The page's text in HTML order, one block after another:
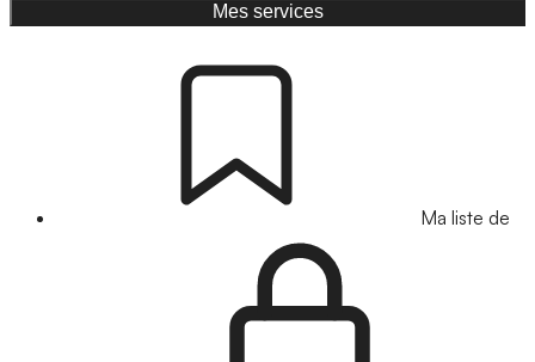
Mes services
Ma liste de